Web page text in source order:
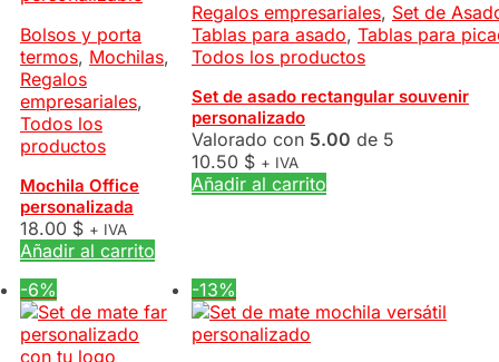
Bolsos y porta
termos, Mochilas,
Regalos
empresariales,
Todos los
productos
Mochila Office
personalizada
18.00 $ + IVA
Añadir al carrito
Regalos empresariales, Set de
Tablas para asado, Tablas para
Todos los productos
Set de asado rectangular souvenir
personalizado
Valorado con 5.00 de 5
10.50 $ + IVA
Añadir al carrito
-6% -13%